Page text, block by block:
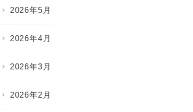
2026年5月
2026年4月
2026年3月
2026年2月